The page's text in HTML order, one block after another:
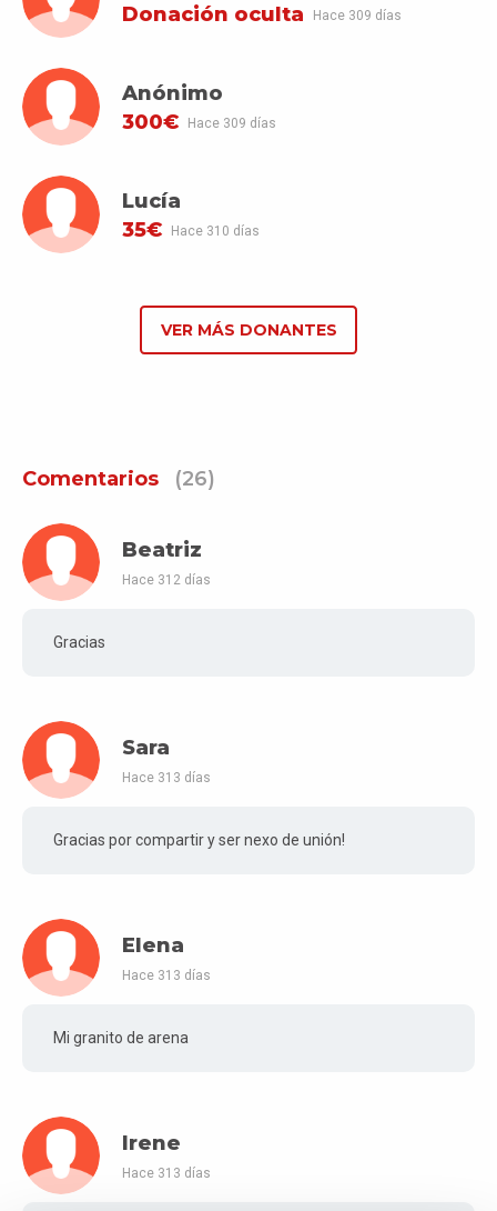
Donación oculta
Hace 309 días
Anónimo
300€
Hace 309 días
Lucía
35€
Hace 310 días
VER MÁS DONANTES
Comentarios (26)
Beatriz
Hace 312 días
Gracias
Sara
Hace 313 días
Gracias por compartir y ser nexo de unión!
Elena
Hace 313 días
Mi granito de arena
Irene
Hace 313 días